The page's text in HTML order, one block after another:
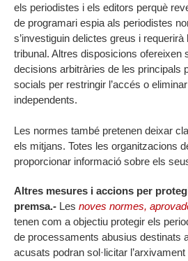
els periodistes i els editors perquè
de programari espia als periodistes
s’investiguin delictes greus i requerirà
tribunal. Altres disposicions ofereixen
decisions arbitràries de les principals
socials per restringir l’accés o
independents.
Les normes també pretenen deixar
els mitjans. Totes les organitzacions
proporcionar informació sobre els
Altres mesures i accions per
premsa.- Les noves normes,
tenen com a objectiu protegir els
de processaments abusius destinats
acusats podran sol·licitar